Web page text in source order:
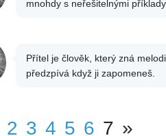
mnohdy s neřešitelnými příklady.
Přítel je člověk, který zná
předzpívá když ji zapomeneš.
2 3 4 5 6 7 »